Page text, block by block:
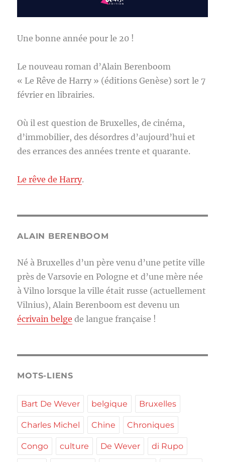
Une bonne année pour le 20 !
Le nouveau roman d’Alain Berenboom
« Le Rêve de Harry » (éditions Genèse) sort le 7
février en librairies.
Où il est question de Bruxelles, de cinéma,
d’immobilier, des désordres d’aujourd’hui et
des errances des années trente et quarante.
Le rêve de Harry.
ALAIN BERENBOOM
Né à Bruxelles d’un père venu d’une petite ville
près de Varsovie en Pologne et d’une mère née
à Vilno lorsque la ville était russe (actuellement
Vilnius), Alain Berenboom est devenu un
écrivain belge de langue française !
MOTS-LIENS
Bart De Wever belgique Bruxelles
Charles Michel Chine Chroniques
Congo culture De Wever di Rupo